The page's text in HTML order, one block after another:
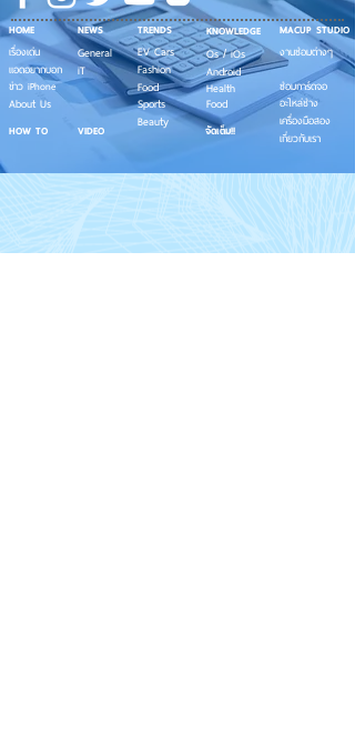
TRENDS
EV Cars
Fashion
Food
Sports
Beauty
KNOWLEDGE
Os / iOs
Android
Health
Food
MACUP STUDIO
งานซ่อมต่างๆ
ซ่อมการ์ดจอ
อะไหล่ช่าง
เครื่องมือสอง
เกี่ยวกับเรา
NEWS
General
iT
HOME
เรื่องเด่น
แอดอยากบอก
About Us
ข่าว iPhone
จัดเต็ม!!
HOW TO VIDEO